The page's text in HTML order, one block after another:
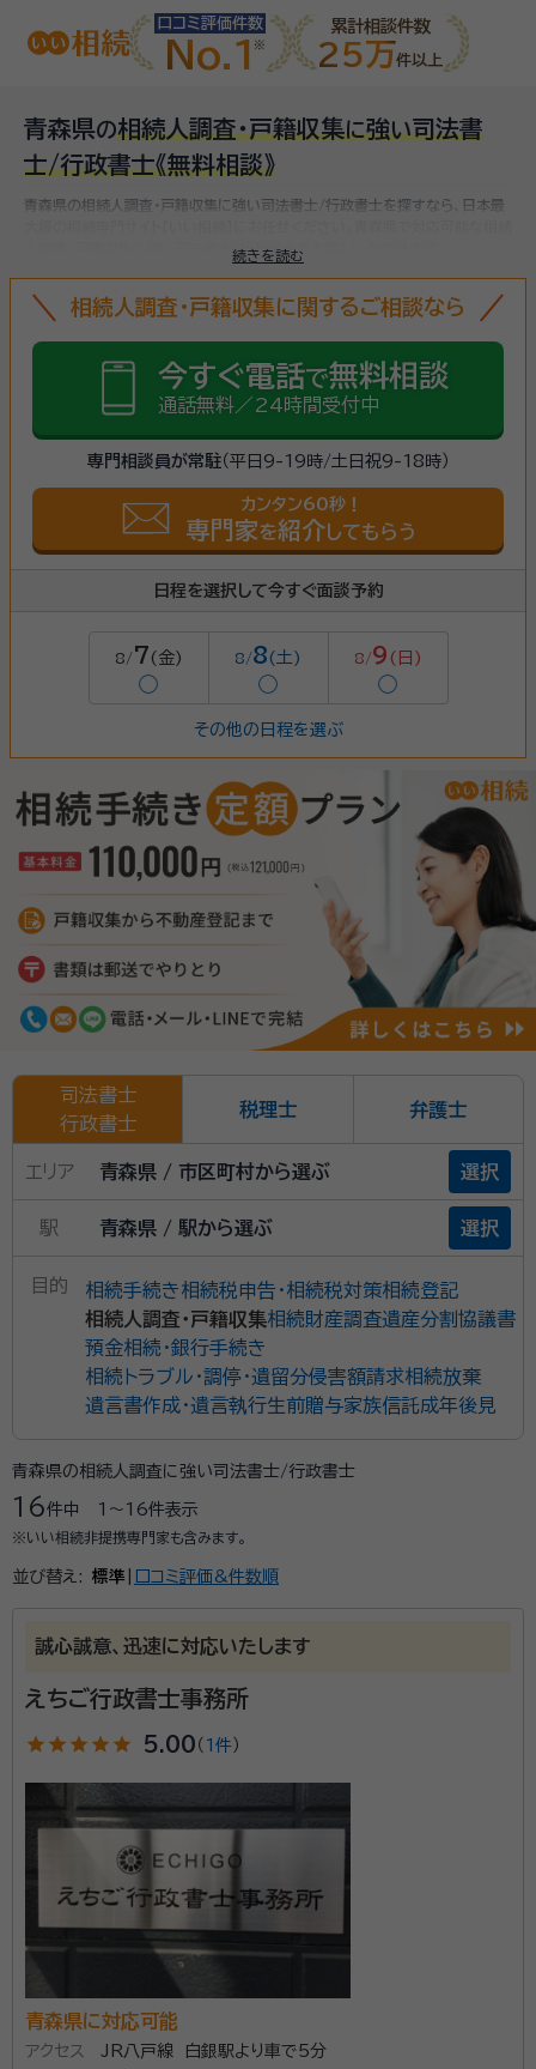
口コミ評価件数
No.1
累計相談件数
25万件以上
青森県の相続人調査・戸籍収集に強い司法書
士/行政書士《無料相談》
続きを読む
青森県の相続人調査・戸籍収集に強い司法書士/行政書士を探すなら、日本最
人調査・戸籍収集に強い司法書士/行政書士をお探しいただけます。
相続人調査・戸籍収集に関するご相談なら
今すぐ電話で無料相談
通話無料／24時間受付中
専門相談員が常駐（平日9-19時/土日祝9-18時）
カンタン60秒！
専門家を紹介 してもらう
日程を選択して今すぐ面談予約
8/7 (金)
◯
8/8(土)
◯
8/9 (日)
◯
その他の日程を選ぶ
司法書士
行政書士
税理士 弁護士
エリア 青森県 / 市区町村から選ぶ 選択
駅 青森県 / 駅から選ぶ 選択
目的 相続手続き相続税申告・相続税対策相続登記
相続人調査・戸籍収集相続財産調査遺産分割協議書
預金相続・銀行手続き
相続トラブル・調停・遺留分侵害額請求相続放棄
遺言書作成・遺言執行生前贈与家族信託成年後見
青森県の相続人調査に強い司法書士/行政書士
16件中 1〜16件表示
※いい相続非提携専門家も含みます。
並び替え: 標準 口コミ評価&件数順
誠心誠意、迅速に対応いたします
えちご行政書士事務所
star star star star star 5.00 （ 1件 ）
青森県に対応可能
アクセス
JR八戸線 白銀駅より車で5分